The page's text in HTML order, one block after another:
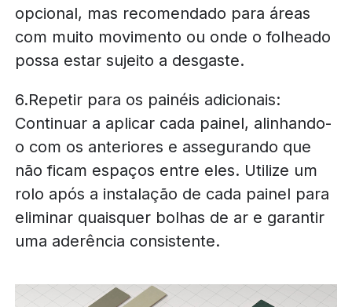
opcional, mas recomendado para áreas
com muito movimento ou onde o folheado
possa estar sujeito a desgaste.
6.Repetir para os painéis adicionais:
Continuar a aplicar cada painel, alinhando-
o com os anteriores e assegurando que
não ficam espaços entre eles. Utilize um
rolo após a instalação de cada painel para
eliminar quaisquer bolhas de ar e garantir
uma aderência consistente.